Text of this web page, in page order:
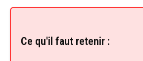
Ce qu'il faut retenir :